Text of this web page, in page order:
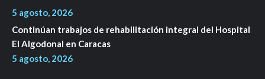
5 agosto, 2026
Continúan trabajos de rehabilitación integral del Hospital
El Algodonal en Caracas
5 agosto, 2026